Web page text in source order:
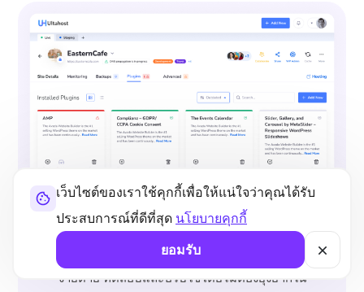
เว็บไซต์ของเราใช้คุกกี้เพื่อให้แน่ใจว่าคุณได้รับ
ประสบการณ์ที่ดีที่สุด นโยบายคุกกี้
ยอมรับ
เรียกดู ติดตั้ง และจัดการปลั๊กอิน
ติดตั้งและจัดการปลั๊กอิน WordPress ได้อย่าง
ง่ายดาย ทดสอบและปรับใช้โดยไม่ต้องยุ่งยากใน